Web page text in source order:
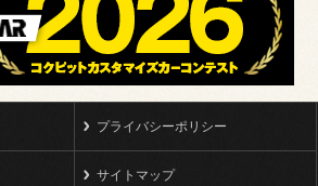
プライバシーポリシー
サイトマップ